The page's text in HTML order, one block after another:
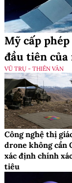
Mỹ cấp
đầu tiên
VŨ TRỤ - THIÊN VĂN
Công nghệ thị
drone không cần
xác định chính
tiêu